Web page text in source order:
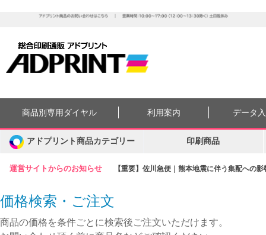
運営サイトからのお知らせ 【重要】佐川急便｜熊本地震に伴う集配への
商品別専用ダイヤル 利用案内 データ
アドプリント商品カテゴリー 印刷商品
価格検索・ご注文
商品の価格を条件ごとに検索後ご注文いただけます。